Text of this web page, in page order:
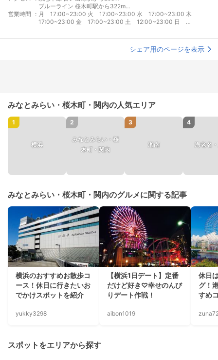
ブルーライン 桜木町駅から322m
JR京浜東北線 桜木町駅から477m
JR根岸線 桜木町駅から477m
営業時間 : 月 17:00~23:00 火 17:00~23:00 水 17:00~23:00 木
17:00~23:00 金 17:00~23:00 土 12:00~23:00 日
シェア用のページを表示
みなとみらい・桜木町・関内の人気エリア
1
横浜
2
みなとみらい・桜
木町・関内
3
湘南
4
海老名
みなとみらい・桜木町・関内のグルメに関する記事
横浜のおすすめお散歩コ
ース！休日に行きたいお
でかけスポットを紹介
yukky3298
【横浜1日デート】定番
だけど好き♡幸せのんび
りデート作戦！
aibon1019
休日
グ！
すめ
スポットをエリアから探す